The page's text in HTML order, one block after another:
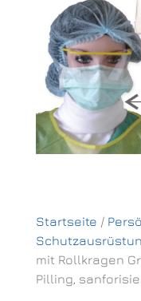
Startseite /
mit Rollkragen
Pilling,